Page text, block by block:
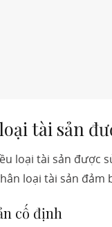
tài sản
loại tài sản được
loại tài sản đảm
cố định